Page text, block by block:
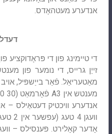
אנדערע מעטהאָדס.
די טיימינג פון די
זייַן גרייס, די נומער פון
מאַטעריאַל. פֿאַר בייַשפּיל,
אנדערע וויכטיק דעטאַילס –
וועגן